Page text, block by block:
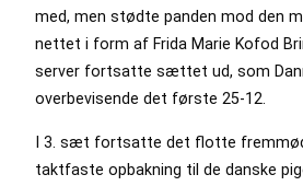
med, men stødte panden mod den
nettet i form af Frida Marie Kofod
server fortsatte sættet ud, som
overbevisende det første 25-12.
I 3. sæt fortsatte det flotte
taktfaste opbakning til de danske